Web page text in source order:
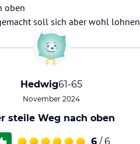
oben
soll sich aber wohl lohnen
Hedwig61-65
November 2024
steile Weg nach oben
6 / 6